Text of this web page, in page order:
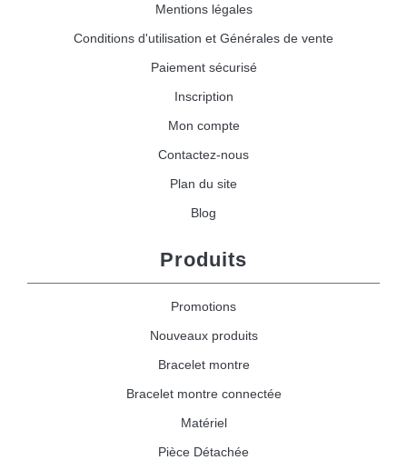
Mentions légales
Conditions d'utilisation et Générales de vente
Paiement sécurisé
Inscription
Mon compte
Contactez-nous
Plan du site
Blog
Produits
Promotions
Nouveaux produits
Bracelet montre
Bracelet montre connectée
Matériel
Pièce Détachée